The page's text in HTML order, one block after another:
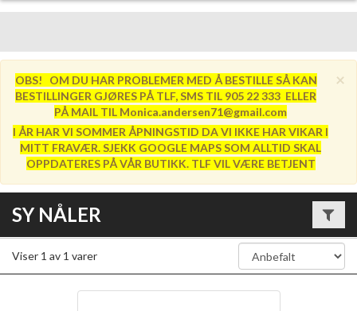
×
OBS! OM DU HAR PROBLEMER MED Å BESTILLE SÅ KAN
BESTILLINGER GJØRES PÅ TLF, SMS TIL 905 22 333 ELLER
PÅ MAIL TIL Monica.andersen71@gmail.com
I ÅR HAR VI SOMMER ÅPNINGSTID DA VI IKKE HAR VIKAR I
MITT FRAVÆR. SJEKK GOOGLE MAPS SOM ALLTID SKAL
OPPDATERES PÅ VÅR BUTIKK. TLF VIL VÆRE BETJENT
SY NÅLER
Viser 1 av 1 varer